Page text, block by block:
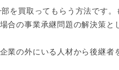
を買取ってもらう方法です
合の事業承継問題の解決策と
業の外にいる人材から後継者